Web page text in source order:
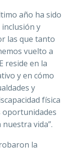
año ha sido
y
las que tanto
vuelto a
reside en la
y en cómo
y
física
oportunidades
vida”.
la